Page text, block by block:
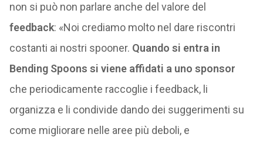
non si può non parlare anche del valore del
feedback: «Noi crediamo molto nel dare riscontri
costanti ai nostri spooner. Quando si entra in
Bending Spoons si viene affidati a uno sponsor
che periodicamente raccoglie i feedback, li
organizza e li condivide dando dei suggerimenti su
come migliorare nelle aree più deboli, e